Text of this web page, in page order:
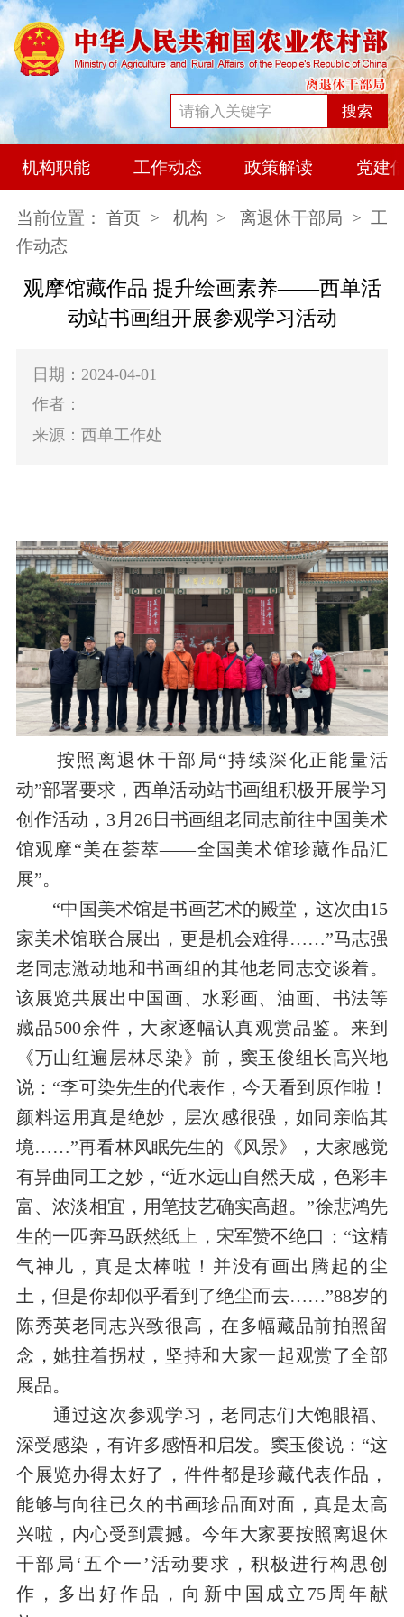
搜索
机构职能 工作动态 政策解读 党建
当前位置： 首页 > 机构 > 离退休干部局 > 工
作动态
观摩馆藏作品 提升绘画素养——西单活
动站书画组开展参观学习活动
日期：2024-04-01
作者：
来源：西单工作处
按照离退休干部局“持续深化正能量活
动”部署要求，西单活动站书画组积极开展学习
创作活动，3月26日书画组老同志前往中国美术
馆观摩“美在荟萃——全国美术馆珍藏作品汇
展”。
“中国美术馆是书画艺术的殿堂，这次由15
家美术馆联合展出，更是机会难得……”马志强
老同志激动地和书画组的其他老同志交谈着。
该展览共展出中国画、水彩画、油画、书法等
藏品500余件，大家逐幅认真观赏品鉴。来到
《万山红遍层林尽染》前，窦玉俊组长高兴地
说：“李可染先生的代表作，今天看到原作啦！
颜料运用真是绝妙，层次感很强，如同亲临其
境……”再看林风眠先生的《风景》，大家感觉
有异曲同工之妙，“近水远山自然天成，色彩丰
富、浓淡相宜，用笔技艺确实高超。”徐悲鸿先
生的一匹奔马跃然纸上，宋军赞不绝口：“这精
气神儿，真是太棒啦！并没有画出腾起的尘
土，但是你却似乎看到了绝尘而去……”88岁的
陈秀英老同志兴致很高，在多幅藏品前拍照留
念，她拄着拐杖，坚持和大家一起观赏了全部
展品。
通过这次参观学习，老同志们大饱眼福、
深受感染，有许多感悟和启发。窦玉俊说：“这
个展览办得太好了，件件都是珍藏代表作品，
能够与向往已久的书画珍品面对面，真是太高
兴啦，内心受到震撼。今年大家要按照离退休
干部局‘五个一’活动要求，积极进行构思创
作，多出好作品，向新中国成立75周年献